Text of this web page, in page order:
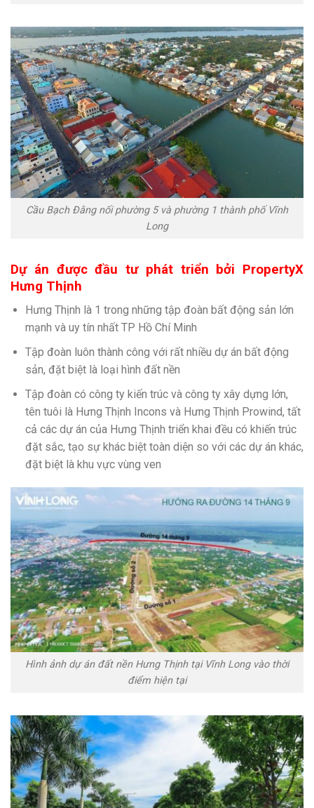
Cầu Bạch Đằng nối phường 5 và phường 1 thành phố Vĩnh
Long
Dự án được đầu tư phát triển bởi PropertyX
Hưng Thịnh
Hưng Thịnh là 1 trong những tập đoàn bất động sản lớn
mạnh và uy tín nhất TP Hồ Chí Minh
Tập đoàn luôn thành công với rất nhiều dự án bất động
sản, đặt biệt là loại hình đất nền
Tập đoàn có công ty kiến trúc và công ty xây dựng lớn,
tên tuôi là Hưng Thịnh Incons và Hưng Thịnh Prowind, tất
cả các dự án của Hưng Thịnh triển khai đều có khiến trúc
đặt sắc, tạo sự khác biệt toàn diện so với các dự án khác,
đặt biệt là khu vực vùng ven
Hình ảnh dự án đất nền Hưng Thịnh tại Vĩnh Long vào thời
điểm hiện tại